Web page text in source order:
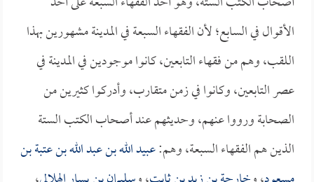
الأقوال في السابع؛ لأن الفقهاء السبعة في المدينة مشهورين بهذا
اللقب، وهم من فقهاء التابعين، كانوا موجودين في المدينة في
عصر التابعين، وكانوا في زمن متقارب، وأدركوا كثيرين من
الصحابة ورووا عنهم، وحديثهم عند أصحاب الكتب الستة
الذين هم الفقهاء السبعة، وهم:عبيد الله بن عبد الله بن عتبة بن